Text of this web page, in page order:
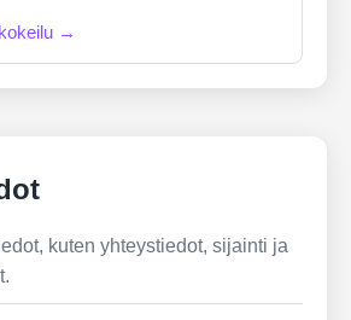
→
kuten yhteystiedot, sijainti ja